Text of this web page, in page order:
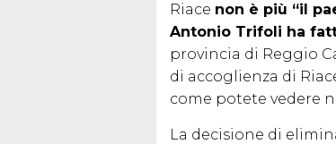
Riace non è più “il
Antonio Trifoli ha
provincia di Reggio
di accoglienza di
come potete vedere
La decisione di